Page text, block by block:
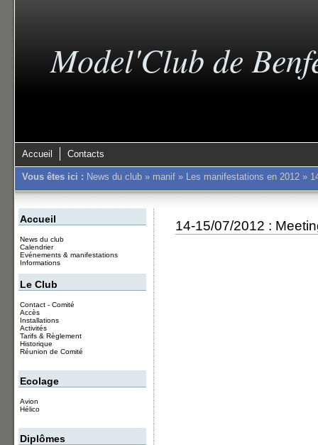
Model'Club de
Accueil Contacts
Vous êtes ici : News du club» manif» Les manifestations en 2012»
14-15/07/2012 :
Accueil
News du club
Calendrier
Evénements & manifestations
Informations
Le Club
Contact - Comité
Accès
Installations
Activités
Tarifs & Règlement
Historique
Réunion de Comité
Ecolage
Avion
Hélico
Diplômes